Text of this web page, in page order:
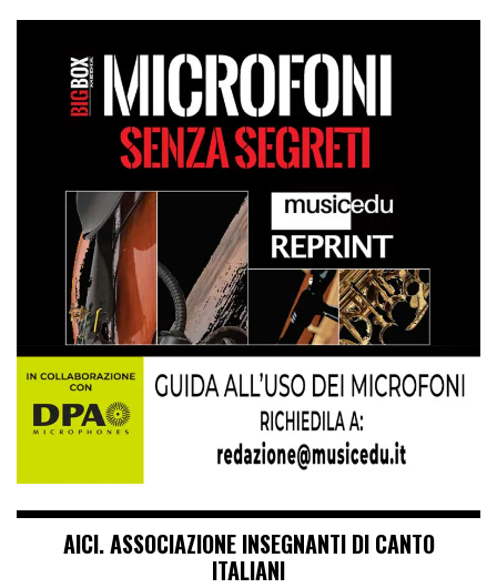
AICI. ASSOCIAZIONE INSEGNANTI DI CANTO
ITALIANI